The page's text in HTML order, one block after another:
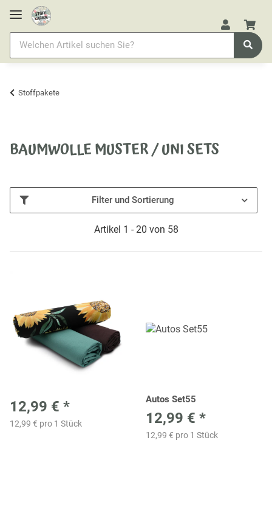
Stoffpakete
BAUMWOLLE MUSTER / UNI SETS
Filter und Sortierung
Artikel 1 - 20 von 58
12,99 € *
12,99 € pro 1 Stück
Autos Set55
12,99 € *
12,99 € pro 1 Stück